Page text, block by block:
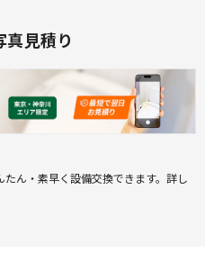
見積り
ん・素早く設備交換できます。詳し